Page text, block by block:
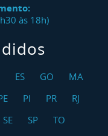
às 18h)
ES GO
MA
PI PR
RJ
SE SP TO